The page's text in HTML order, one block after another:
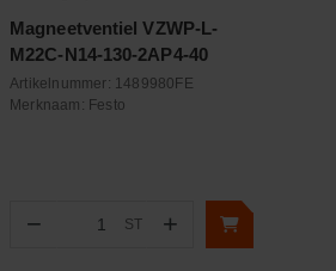
Magneetventiel VZWP-L-
M22C-N14-130-2AP4-40
Artikelnummer: 1489980FE
Merknaam: Festo
− Aantal
ST +